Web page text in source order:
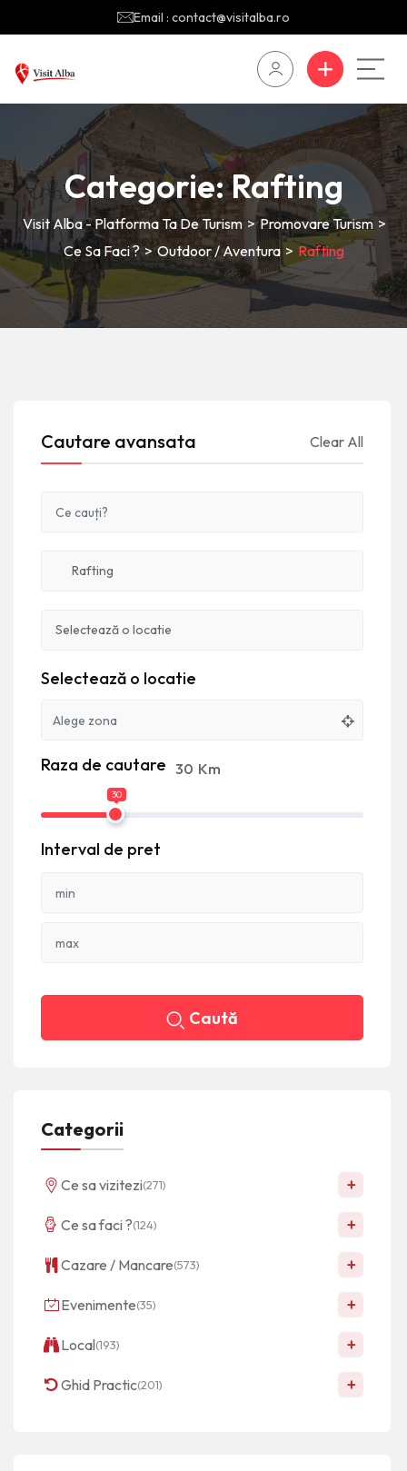
Email : contact@visitalba.ro
Categorie:Rafting
Visit Alba - Platforma Ta De Turism >Promovare Turism >
Ce Sa Faci ?>Outdoor / Aventura > Rafting
Cautare avansata Clear All
Selectează o locatie
Raza de cautare 30 Km
30
Interval de pret
Caută
Categorii
Ce sa vizitezi(271) +
Ce sa faci ?(124) +
Cazare / Mancare(573) +
Evenimente(35) +
Local(193) +
Ghid Practic(201) +